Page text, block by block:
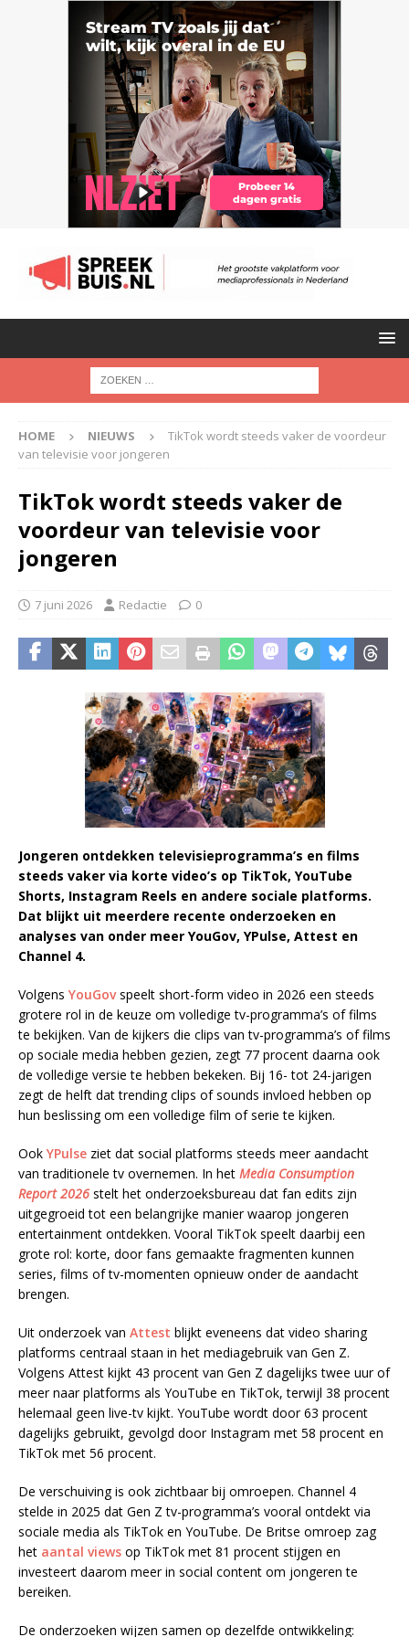
HOME NIEUWS
TikTok wordt steeds vaker de voordeur
van televisie voor jongeren
TikTok wordt steeds vaker de
voordeur van televisie voor
jongeren
7 juni 2026 Redactie 0
Jongeren ontdekken televisieprogramma’s en films
steeds vaker via korte video’s op TikTok, YouTube
Shorts, Instagram Reels en andere sociale platforms.
Dat blijkt uit meerdere recente onderzoeken en
analyses van onder meer YouGov, YPulse, Attest en
Channel 4.
Volgens YouGovspeelt short-form video in 2026 een steeds
grotere rol in de keuze om volledige tv-programma’s of films
te bekijken. Van de kijkers die clips van tv-programma’s of films
op sociale media hebben gezien, zegt 77 procent daarna ook
de volledige versie te hebben bekeken. Bij 16- tot 24-jarigen
zegt de helft dat trending clips of sounds invloed hebben op
hun beslissing om een volledige film of serie te kijken.
Ook YPulse ziet dat social platforms steeds meer aandacht
van traditionele tv overnemen. In het Media Consumption
Report 2026 stelt het onderzoeksbureau dat fan edits zijn
uitgegroeid tot een belangrijke manier waarop jongeren
entertainment ontdekken. Vooral TikTok speelt daarbij een
grote rol: korte, door fans gemaakte fragmenten kunnen
series, films of tv-momenten opnieuw onder de aandacht
brengen.
Uit onderzoek van Attest blijkt eveneens dat video sharing
platforms centraal staan in het mediagebruik van Gen Z.
Volgens Attest kijkt 43 procent van Gen Z dagelijks twee uur of
meer naar platforms als YouTube en TikTok, terwijl 38 procent
helemaal geen live-tv kijkt. YouTube wordt door 63 procent
dagelijks gebruikt, gevolgd door Instagram met 58 procent en
TikTok met 56 procent.
De verschuiving is ook zichtbaar bij omroepen. Channel 4
stelde in 2025 dat Gen Z tv-programma’s vooral ontdekt via
sociale media als TikTok en YouTube. De Britse omroep zag
het aantal views op TikTok met 81 procent stijgen en
investeert daarom meer in social content om jongeren te
bereiken.
De onderzoeken wijzen samen op dezelfde ontwikkeling: